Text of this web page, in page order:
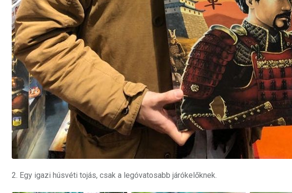
2. Egy igazi húsvéti tojás, csak a legóvatosabb járókelőknek.